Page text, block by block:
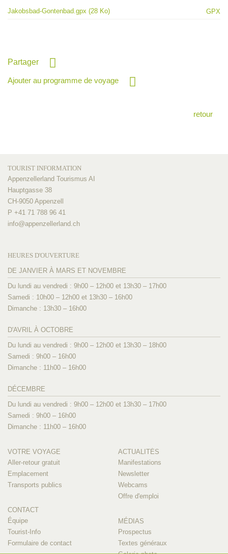
Jakobsbad-Gontenbad.gpx (28 Ko) GPX
Partager
Ajouter au programme de voyage
retour
TOURIST INFORMATION
Appenzellerland Tourismus AI
Hauptgasse 38
CH-9050 Appenzell
P +41 71 788 96 41
info@appenzellerland.ch
HEURES D'OUVERTURE
DE JANVIER À MARS ET NOVEMBRE
Du lundi au vendredi : 9h00 – 12h00 et 13h30 – 17h00
Samedi : 10h00 – 12h00 et 13h30 – 16h00
Dimanche : 13h30 – 16h00
D'AVRIL À OCTOBRE
Du lundi au vendredi : 9h00 – 12h00 et 13h30 – 18h00
Samedi : 9h00 – 16h00
Dimanche : 11h00 – 16h00
DÉCEMBRE
Du lundi au vendredi : 9h00 – 12h00 et 13h30 – 17h00
Samedi : 9h00 – 16h00
Dimanche : 11h00 – 16h00
VOTRE VOYAGE
Aller-retour gratuit
Emplacement
Transports publics
CONTACT
Équipe
Tourist-Info
Formulaire de contact
ACTUALITÉS
Manifestations
Newsletter
Webcams
Offre d'emploi
MÉDIAS
Prospectus
Textes généraux